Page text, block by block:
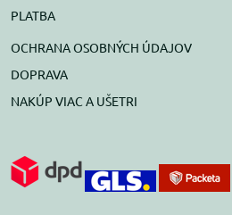
PLATBA
OCHRANA OSOBNÝCH ÚDAJOV
DOPRAVA
NAKÚP VIAC A UŠETRI